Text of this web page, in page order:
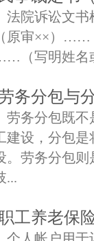
法院诉讼
（原审××）
（写明姓名
务分包与
劳务分包既不
建设，分包
。劳务分包则
...
工养老保